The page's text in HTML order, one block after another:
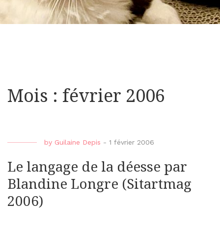
Mois : février 2006
by Guilaine Depis - 1 février 2006
Le langage de la déesse par
Blandine Longre (Sitartmag
2006)